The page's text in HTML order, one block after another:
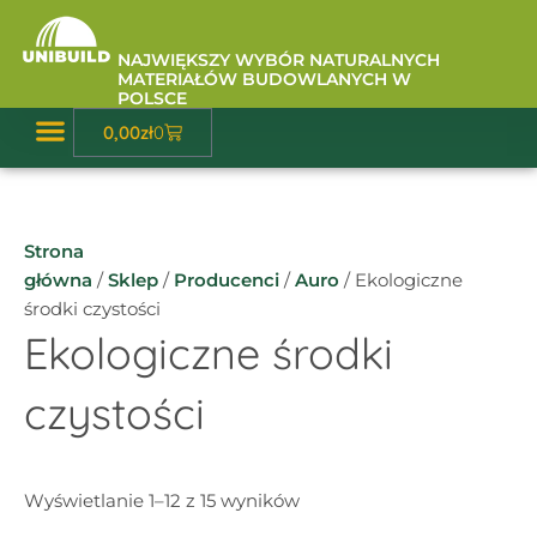
Przejdź
NAJWIĘKSZY WYBÓR NATURALNYCH
MATERIAŁÓW BUDOWLANYCH W
POLSCE
0,00zł0
Wózek
Strona
główna /Sklep / Producenci /Auro / Ekologiczne
środki czystości
Ekologiczne środki
czystości
Wyświetlanie 1–12 z 15 wyników